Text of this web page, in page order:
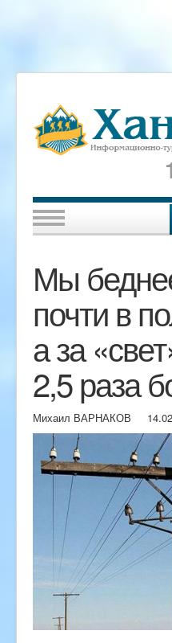
Мы
почти в
а за
2,5 раза
Михаил ВАРНАКОВ